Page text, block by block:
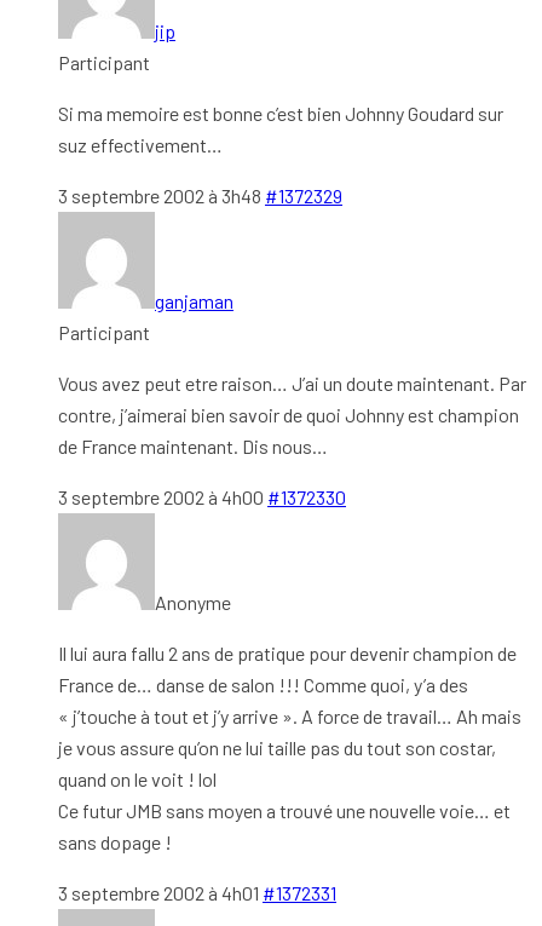
jip
Participant
Si ma memoire est bonne c’est bien Johnny Goudard sur
suz effectivement…
3 septembre 2002 à 3h48 #1372329
ganjaman
Participant
Vous avez peut etre raison… J’ai un doute maintenant. Par
contre, j’aimerai bien savoir de quoi Johnny est champion
de France maintenant. Dis nous…
3 septembre 2002 à 4h00 #1372330
Anonyme
Il lui aura fallu 2 ans de pratique pour devenir champion de
France de… danse de salon !!! Comme quoi, y’a des
« j’touche à tout et j’y arrive ». A force de travail… Ah mais
je vous assure qu’on ne lui taille pas du tout son costar,
quand on le voit ! lol
Ce futur JMB sans moyen a trouvé une nouvelle voie… et
sans dopage !
3 septembre 2002 à 4h01 #1372331